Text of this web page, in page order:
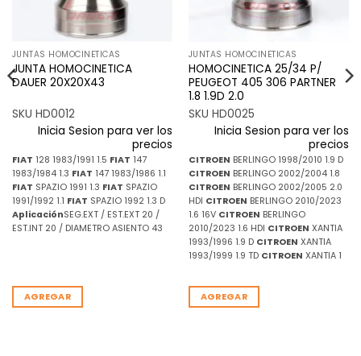
JUNTAS HOMOCINETICAS
JUNTA HOMOCINETICA
DAUER 20X20X43
SKU HD0012
Inicia Sesion para ver los
precios
FIAT 128 1983/1991 1.5 FIAT 147
1983/1984 1.3 FIAT 147 1983/1986 1.1
FIAT SPAZIO 1991 1.3 FIAT SPAZIO
1991/1992 1.1 FIAT SPAZIO 1992 1.3 D
AplicaciónSEG.EXT / EST.EXT 20 /
EST.INT 20 / DIAMETRO ASIENTO 43
AGREGAR
JUNTAS HOMOCINETICAS
HOMOCINETICA 25/34 P/
PEUGEOT 405 306 PARTNER
1.8 1.9D 2.0
SKU HD0025
Inicia Sesion para ver los
precios
CITROEN BERLINGO 1998/2010 1.9 D
CITROEN BERLINGO 2002/2004 1.8
CITROEN BERLINGO 2002/2005 2.0
HDI CITROEN BERLINGO 2010/2023
1.6 16V CITROEN BERLINGO
2010/2023 1.6 HDI CITROEN XANTIA
1993/1996 1.9 D CITROEN XANTIA
1993/1999 1.9 TD CITROEN XANTIA 1
AGREGAR